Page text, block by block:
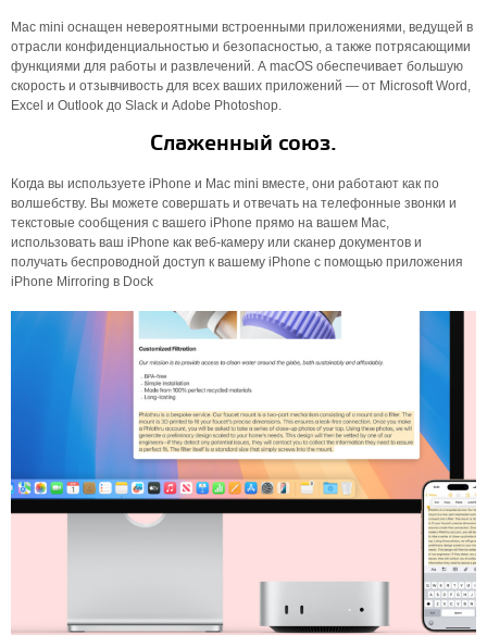
Mac mini оснащен невероятными встроенными приложениями, ведущей в
отрасли конфиденциальностью и безопасностью, а также потрясающими
функциями для работы и развлечений. А macOS обеспечивает большую
скорость и отзывчивость для всех ваших приложений — от Microsoft Word,
Excel и Outlook до Slack и Adobe Photoshop.
Слаженный союз.
Когда вы используете iPhone и Mac mini вместе, они работают как по
волшебству. Вы можете совершать и отвечать на телефонные звонки и
текстовые сообщения с вашего iPhone прямо на вашем Mac,
использовать ваш iPhone как веб-камеру или сканер документов и
получать беспроводной доступ к вашему iPhone с помощью приложения
iPhone Mirroring в Dock